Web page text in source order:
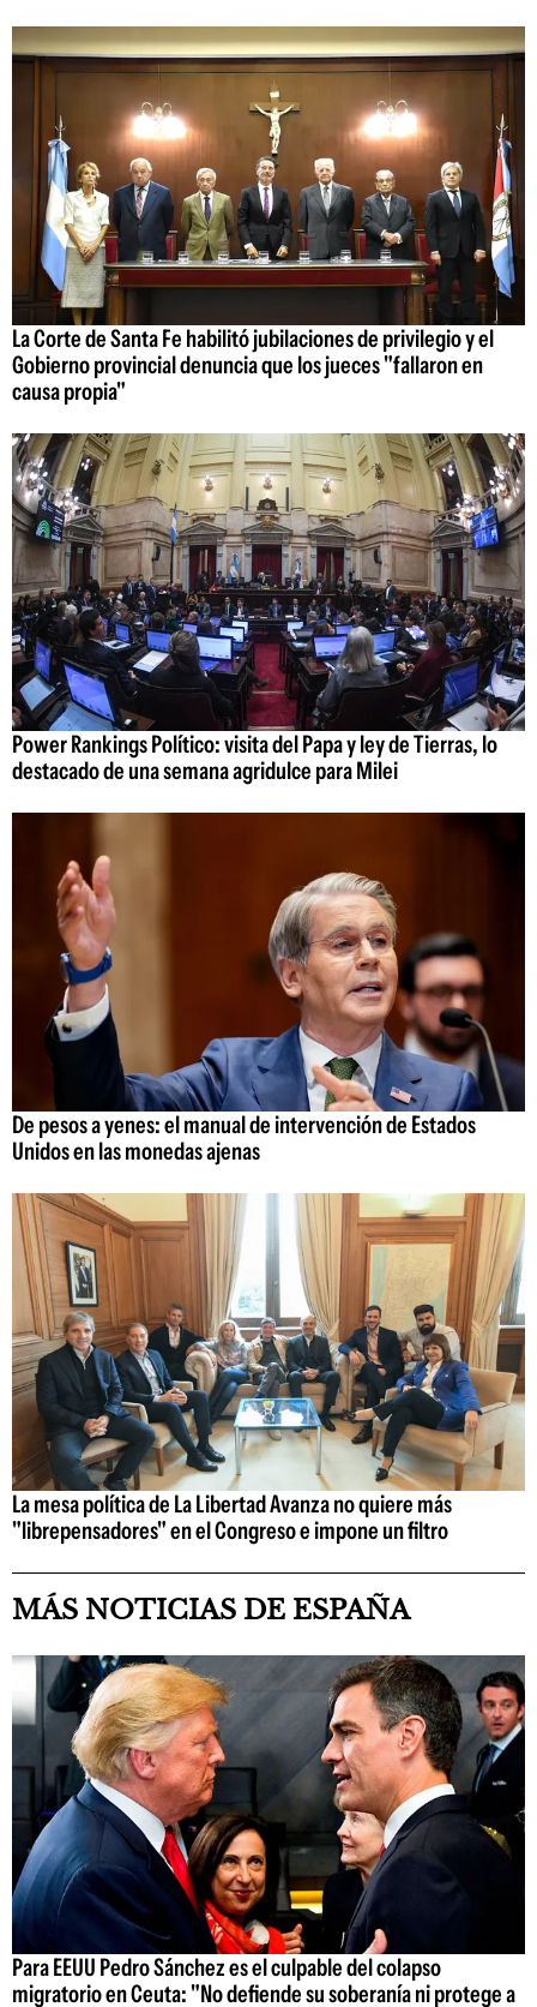
La Corte de Santa Fe habilitó jubilaciones de privilegio y el
Gobierno provincial denuncia que los jueces "fallaron en
causa propia"
Power Rankings Político: visita del Papa y ley de Tierras, lo
destacado de una semana agridulce para Milei
De pesos a yenes: el manual de intervención de Estados
Unidos en las monedas ajenas
La mesa política de La Libertad Avanza no quiere más
"librepensadores" en el Congreso e impone un filtro
MÁS NOTICIAS DE ESPAÑA
Para EEUU Pedro Sánchez es el culpable del colapso
migratorio en Ceuta: "No defiende su soberanía ni protege a